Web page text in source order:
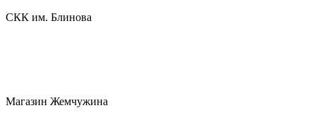
СКК им. Блинова
Магазин Жемчужина